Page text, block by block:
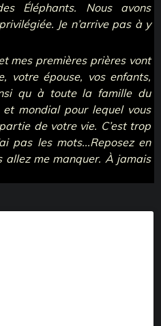
Éléphants. Nous avons
Je n’arrive pas à y
mes premières prières vont
votre épouse, vos enfants,
qu à toute la famille du
mondial pour lequel vous
de votre vie. C’est trop
pas les mots...Reposez en
allez me manquer. À jamais